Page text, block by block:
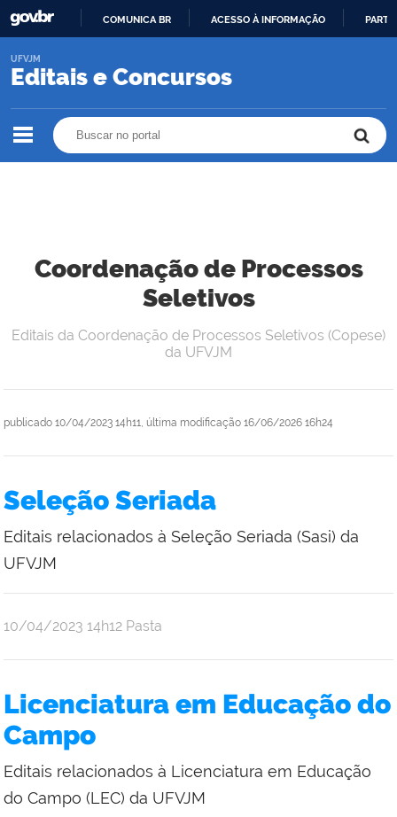
O
COMUNICA BR ACESSO À INFORMAÇÃO
Editais e Concursos
UFVJM
Coordenação de Processos
Seletivos
publicado 10/04/2023 14h11, última modificação 16/06/2026 16h24
Editais da Coordenação de Processos Seletivos (Copese)
da UFVJM
Seleção Seriada
Editais relacionados à Seleção Seriada (Sasi) da
UFVJM
publicado
10/04/2023 14h12 Pasta
Licenciatura em Educação do
Campo
Editais relacionados à Licenciatura em Educação
do Campo (LEC) da UFVJM